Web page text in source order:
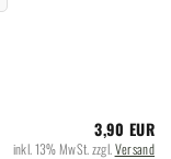
3,90 EUR
inkl. 13% MwSt. zzgl.Versand